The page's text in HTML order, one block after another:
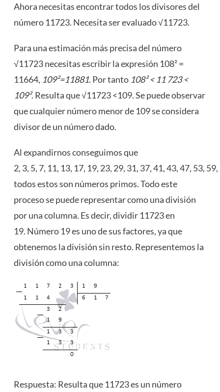
Ahora necesitas encontrar todos los divisores del
número 11723. Necesita ser evaluado √11723.
Para una estimación más precisa del número
√11723 necesitas escribir la expresión 108² =
11664, 109²=11881. Por tanto 108² < 11 723 <
109². Resulta que √11723 <109. Se puede observar
que cualquier número menor de 109 se considera
divisor de un número dado.
Al expandirnos conseguimos que
2, 3, 5, 7, 11, 13, 17, 19, 23, 29, 31, 37, 41, 43, 47, 53,
todos estos son números primos. Todo este
proceso se puede representar como una división
por una columna. Es decir, dividir 11723 en
19. Número 19 es uno de sus factores, ya que
obtenemos la división sin resto. Representemos la
división como una columna:
Respuesta: Resulta que 11723 es un número